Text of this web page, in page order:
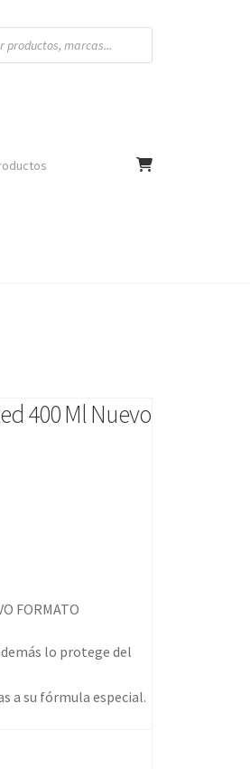
400 Ml Nuevo
FORMATO
lo protege del
a su fórmula especial.